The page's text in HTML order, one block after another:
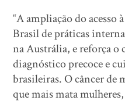
“A ampliação do
Brasil de práticas
na Austrália, e reforça
diagnóstico precoce e
brasileiras. O câncer de
que mais mata